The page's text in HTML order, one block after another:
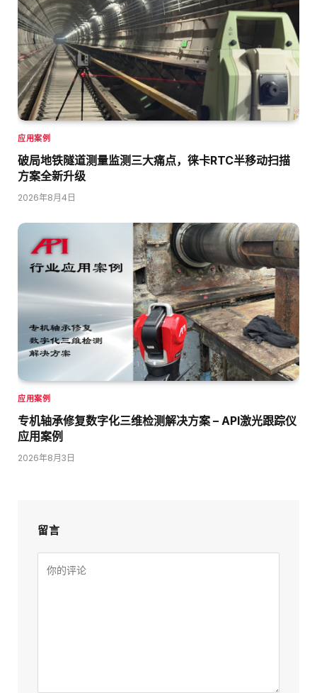
应用案例
破局地铁隧道测量监测三大痛点，徕卡RTC半移动扫描
方案全新升级
2026年8月4日
应用案例
专机轴承修复数字化三维检测解决方案 – API激光跟踪仪
应用案例
2026年8月3日
留言